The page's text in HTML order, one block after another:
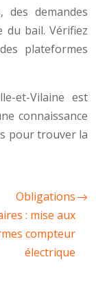
des demandes
du bail. Vérifiez
plateformes
et-Vilaine est
connaissance
pour trouver la
Obligations
: mise aux
compteur
électrique